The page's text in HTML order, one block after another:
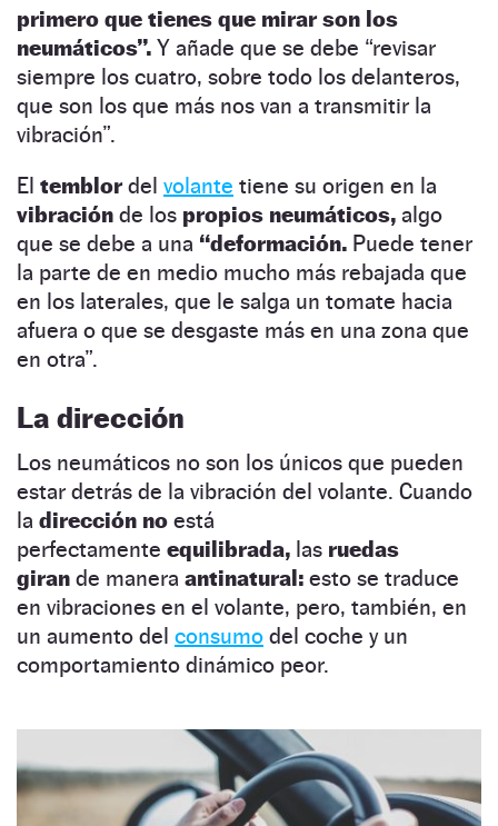
primero que tienes que mirar son los
neumáticos”. Y añade que se debe “revisar
siempre los cuatro, sobre todo los delanteros,
que son los que más nos van a transmitir la
vibración”.
El temblordel volante tiene su origen en la
vibración de los propios neumáticos, algo
que se debe a una “deformación. Puede tener
la parte de en medio mucho más rebajada que
en los laterales, que le salga un tomate hacia
afuera o que se desgaste más en una zona que
en otra”.
La dirección
Los neumáticos no son los únicos que pueden
estar detrás de la vibración del volante. Cuando
la dirección no está
perfectamente equilibrada, las ruedas
giran de manera antinatural: esto se traduce
en vibraciones en el volante, pero, también, en
un aumento del consumo del coche y un
comportamiento dinámico peor.